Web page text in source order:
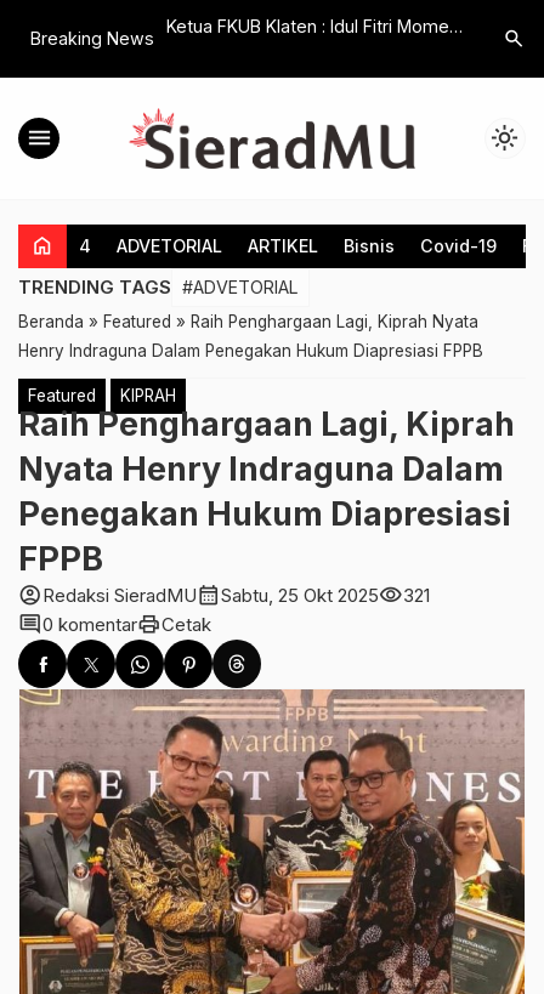
Breaking News
Tertinggal
1,3 M
Ketua FKUB Klaten : Idul Fitri Momen
dan Persaudaraan
search
menu light_mode
home 4 ADVETORIAL ARTIKEL Bisnis Covid-19
TRENDING TAGS #ADVETORIAL
Beranda » Featured » Raih Penghargaan Lagi, Kiprah Nyata
Henry Indraguna Dalam Penegakan Hukum Diapresiasi FPPB
Featured KIPRAH
Raih Penghargaan Lagi, Kiprah
Nyata Henry Indraguna Dalam
Penegakan Hukum Diapresiasi
FPPB
account_circleRedaksi SieradMUcalendar_monthSabtu, 25 Okt 2025visibility321
comment0 komentarprintCetak